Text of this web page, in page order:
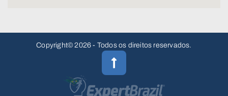
Copyright© 2026 - Todos os direitos reservados.